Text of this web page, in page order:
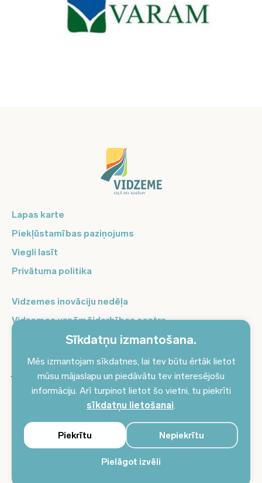
Sīkdatņu izmantošana.
Mēs izmantojam sīkdatnes, lai tev būtu ērtāk lietot
mūsu mājaslapu un piedāvātu tev interesējošu
informāciju. Arī turpinot lietot šo vietni, tu piekrīti
sīkdatņu lietošanai.
Pielāgot izvēli
Nepiekrītu
Piekrītu
Lapas karte
Piekļūstamības paziņojums
Viegli lasīt
Privātuma politika
Vidzemes inovāciju nedēļa
Vidzemes uzņēmējdarbības centrs
Balso Vidzeme
Pierakstieties jaunumiem un saņemiet aktuālākos
jaunumus savā e-pastā!
Pieteikties jaunumiem